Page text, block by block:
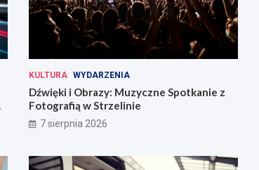
KULTURA WYDARZENIA
Dźwięki i Obrazy: Muzyczne Spotkanie z
Fotografią w Strzelinie
7 sierpnia 2026